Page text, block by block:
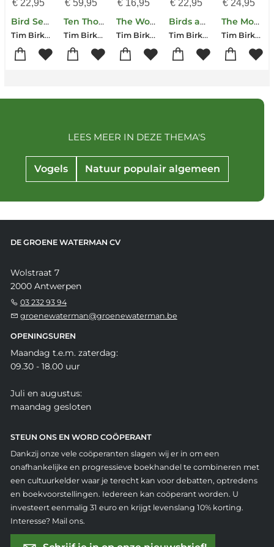
€22,95
Bird Sense
Tim Birkhead
€59,95
Ten Thousand Birds
Tim Birkhead-Jo Wimpenny-Bob Montgomerie
€ 16,95
The Wonderful Mr Willughby
Tim Birkhead
€ 22,95
Birds and Us
Tim Birkhead
€ 24,95
The Most Perfect Thing
Tim Birkhead
Vogels Natuur populair algemeen
LEES MEER IN DEZE THEMA'S
DE GROENE WATERMAN CV
Wolstraat 7
2000 Antwerpen
03 232 93 94
groenewaterman@groenewaterman.be
OPENINGSUREN
Maandag t.e.m. zaterdag:
09.30 - 18.00 uur
Juli en augustus:
maandag gesloten
STEUN ONS EN WORD COÖPERANT
Dankzij onze vele coöperanten slagen wij er in om een
onafhankelijke en progressieve boekhandel te combineren met
een cultuurkelder waar je terecht kan voor debatten, optredens
en boekvoorstellingen. Iedereen kan coöperant worden. U
investeert eenmalig 31 euro en krijgt levenslang 10% korting.
Interesse? Mail ons.